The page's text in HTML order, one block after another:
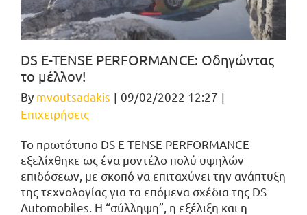
DS E-TENSE PERFORMANCE: Οδηγώντας
το μέλλον!
By mvoutsadakis | 09/02/2022 12:27 |
Επιχειρήσεις
Το πρωτότυπο DS E-TENSE PERFORMANCE
εξελίχθηκε ως ένα μοντέλο πολύ υψηλών
επιδόσεων, με σκοπό να επιταχύνει την ανάπτυξη
της τεχνολογίας για τα επόμενα σχέδια της DS
Automobiles. Η “σύλληψη”, η εξέλιξη και η